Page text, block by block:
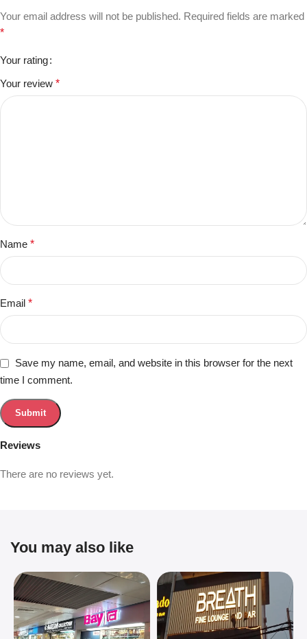
Reviews
There are no reviews yet.
Your email address will not be published. Required fields are marked
*
Your rating
Your review *
Name *
Email *
Save my name, email, and website in this browser for the next
time I comment.
You may also like